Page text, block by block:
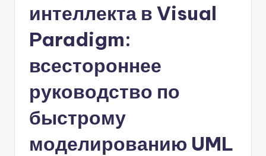
Aинтеллекта в Visual
Paradigm:
всестороннее
руководство по
быстрому
моделированию UML